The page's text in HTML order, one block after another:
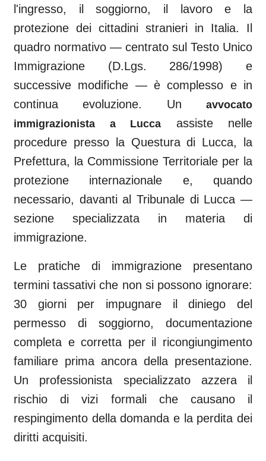
l'ingresso, il soggiorno, il lavoro e la
protezione dei cittadini stranieri in Italia. Il
quadro normativo — centrato sul Testo Unico
Immigrazione (D.Lgs. 286/1998) e
successive modifiche — è complesso e in
continua evoluzione. Un
avvocato
immigrazionista a Lucca
assiste nelle
procedure presso la Questura di Lucca, la
Prefettura, la Commissione Territoriale per la
protezione internazionale e, quando
necessario, davanti al Tribunale di Lucca —
sezione specializzata in materia di
immigrazione.
Le pratiche di immigrazione presentano
termini tassativi che non si possono ignorare:
30 giorni per impugnare il diniego del
permesso di soggiorno, documentazione
completa e corretta per il ricongiungimento
familiare prima ancora della presentazione.
Un professionista specializzato azzera il
rischio di vizi formali che causano il
respingimento della domanda e la perdita dei
diritti acquisiti.